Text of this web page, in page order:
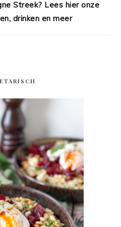
Streek? Lees hier onze
drinken en meer